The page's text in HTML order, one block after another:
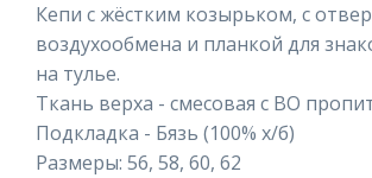
Кепи с жёстким козырьком, с
воздухообмена и планкой для
на тулье.
Ткань верха - смесовая с ВО
Подкладка - Бязь (100% х/б)
Размеры: 56, 58, 60, 62